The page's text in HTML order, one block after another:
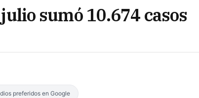
sumó 10.674 casos
preferidos en Google